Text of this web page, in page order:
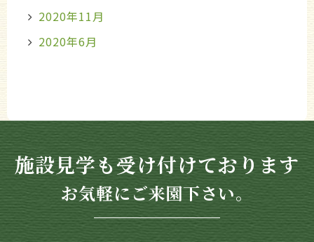
2020年11月
2020年6月
施設見学も受け付けております
お気軽にご来園下さい。